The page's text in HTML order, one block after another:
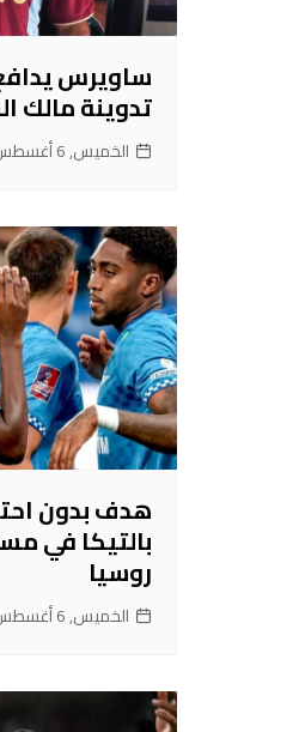
ساويرس
تدوينة مالك
الخميس, 6 أغسطس 2026, 4:54
هدف بدون
بالتيكا في
روسيا
الخميس, 6 أغسطس 2026, 4:54